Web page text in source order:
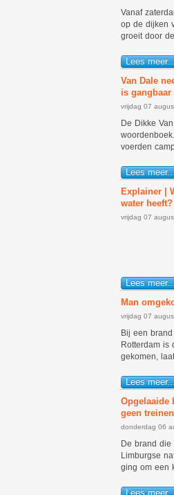
Vanaf
op de dijken
groeit door
Lees
Van Dale
is gangbaar
vrijdag 07
De Dikke
voerden
Lees
Explainer |
water heeft?
vrijdag 07
Lees
Man
vrijdag 07
Bij een
Rotterdam is
gekomen,
Lees
Opgelaaide
geen treinen
donderdag 06
De brand
Limburgse
ging om een
Lees